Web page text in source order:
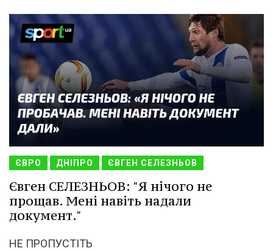
ЄВРО ДНІПРО ЄВГЕН СЕЛЕЗНЬОВ
Євген СЕЛЕЗНЬОВ: "Я нічого не
прощав. Мені навіть надали
документ."
НЕ ПРОПУСТІТЬ